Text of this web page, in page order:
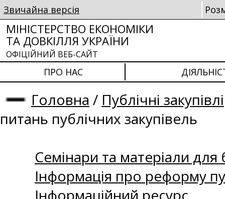
Звичайна версія
МІНІСТЕРСТВО ЕКОНОМІКИ
ТА ДОВКІЛЛЯ УКРАЇНИ
ОФІЦІЙНИЙ ВЕБ-САЙТ
ПРО НАС
Головна / Публічні закупівлі
питань публічних закупівель
Семінари та матеріали для
Інформація про реформу
Інформаційний ресурс